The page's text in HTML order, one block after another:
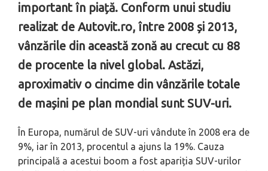
important în piață. Conform unui studiu
realizat de Autovit.ro, între 2008 și 2013,
vânzările din această zonă au crecut cu 88
de procente la nivel global. Astăzi,
aproximativ o cincime din vânzările totale
de mașini pe plan mondial sunt SUV-uri.
În Europa, numărul de SUV-uri vândute în 2008 era de
9%, iar în 2013, procentul a ajuns la 19%. Cauza
principală a acestui boom a fost apariția SUV-urilor